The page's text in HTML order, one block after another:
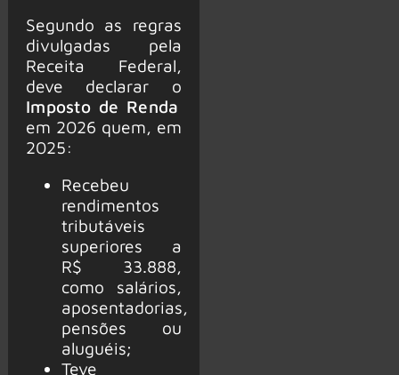
Segundo as regras
divulgadas pela
Receita Federal,
deve declarar o
Imposto de Renda
em 2026 quem, em
2025:
Recebeu
rendimentos
tributáveis
superiores a
R$ 33.888,
como salários,
aposentadorias,
pensões ou
aluguéis;
Teve